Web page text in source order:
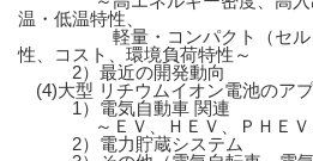
温・低温特性、
軽量・コンパクト（セル・
性、コスト、環境負荷特性～
2）最近の開発動向
(4)大型 リチウムイオン電池のア
1）電気自動車 関連
～ＥＶ、ＨＥＶ、ＰＨＥＶ
2）電力貯蔵システム